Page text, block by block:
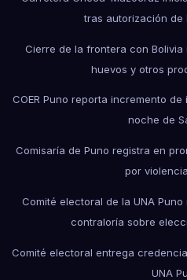
tras autorización de
Cierre de la frontera con
huevos y otros
COER Puno reporta incremento
noche de
Comisaría de Puno registra en
por
Comité electoral de la UNA
contraloría sobre
Comité electoral entrega
UNA